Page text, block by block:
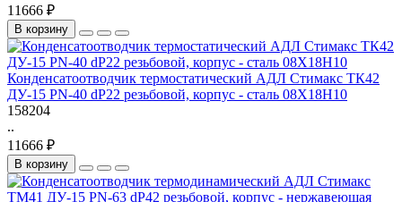
11666 ₽
В корзину
Конденсатоотводчик термостатический АДЛ Стимакс ТК42
ДУ-15 PN-40 dP22 резьбовой, корпус - сталь 08Х18Н10
158204
..
11666 ₽
В корзину